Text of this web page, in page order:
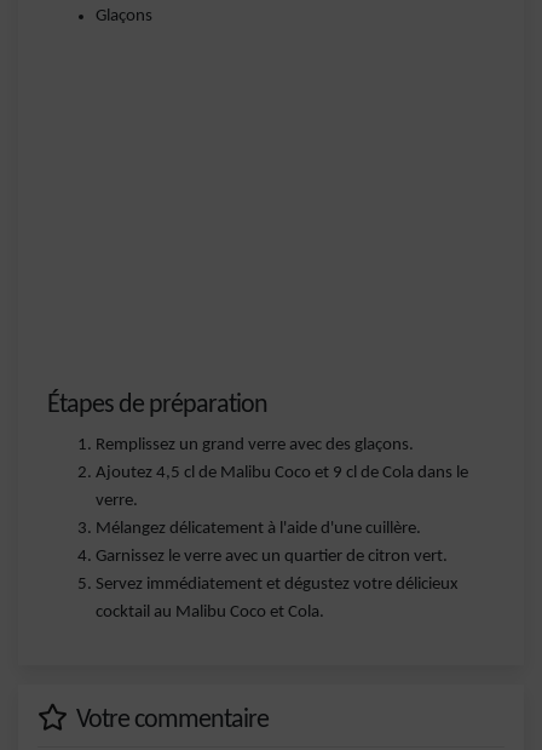
Glaçons
Étapes de préparation
Remplissez un grand verre avec des glaçons.
Ajoutez 4,5 cl de Malibu Coco et 9 cl de Cola dans le
verre.
Mélangez délicatement à l'aide d'une cuillère.
Garnissez le verre avec un quartier de citron vert.
Servez immédiatement et dégustez votre délicieux
cocktail au Malibu Coco et Cola.
Votre commentaire